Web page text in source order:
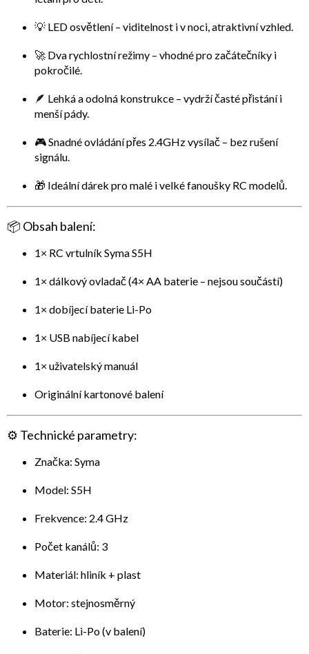
💡 LED osvětlení– viditelnost i v noci, atraktivní vzhled.
🚀 Dva rychlostní režimy – vhodné pro začátečníky i
pokročilé.
🪶 Lehká a odolná konstrukce – vydrží časté přistání i
menší pády.
🎮Snadné ovládání přes 2.4GHz vysílač – bez rušení
signálu.
🎁 Ideální dárek pro malé i velké fanoušky RC modelů.
📦 Obsah balení:
1× RC vrtulník Syma S5H
1× dálkový ovladač (4× AA baterie – nejsou součástí)
1× dobíjecí baterie Li-Po
1× USB nabíjecí kabel
1× uživatelský manuál
Originální kartonové balení
⚙️ Technické parametry:
Značka: Syma
Model: S5H
Frekvence: 2.4 GHz
Počet kanálů: 3
Materiál: hliník + plast
Motor: stejnosměrný
Baterie: Li-Po (v balení)